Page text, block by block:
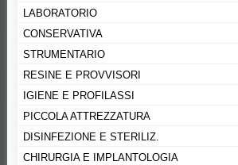
LABORATORIO
CONSERVATIVA
STRUMENTARIO
RESINE E PROVVISORI
IGIENE E PROFILASSI
PICCOLA ATTREZZATURA
DISINFEZIONE E STERILIZ.
CHIRURGIA E IMPLANTOLOGIA